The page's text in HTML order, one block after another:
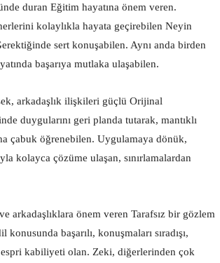
duran Eğitim hayatına önem veren.
kolaylıkla hayata geçirebilen Neyin
sert konuşabilen. Aynı anda birden
başarıya mutlaka ulaşabilen.
arkadaşlık ilişkileri güçlü Orijinal
duygularını geri planda tutarak, mantıklı
çabuk öğrenebilen. Uygulamaya dönük,
kolayca çözüme ulaşan, sınırlamalardan
arkadaşlıklara önem veren Tarafsız bir gözlem
başarılı, konuşmaları sıradışı,
kabiliyeti olan. Zeki, diğerlerinden çok